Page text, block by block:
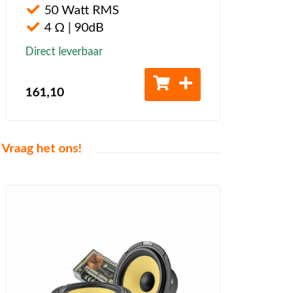
50 Watt RMS
4 Ω | 90dB
Direct leverbaar
161,10
Vraag het ons!